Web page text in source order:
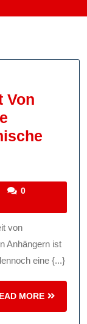
Von
stefanocoletti
0
Anhängern ist
eine {...}
MORE
READ
MORE